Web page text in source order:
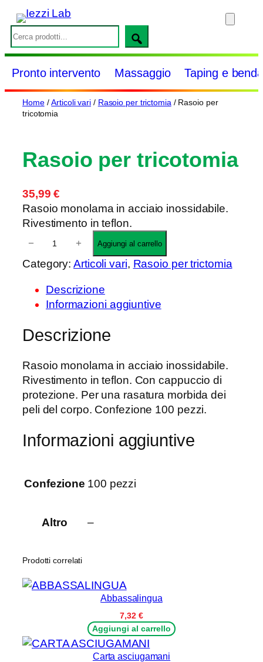
Vai
al
contenuto
S
e
r
c
Pronto intervento Massaggio Taping e
Home/Articoli vari / Rasoio per trictomia/ Rasoio per
tricotomia
Rasoio per tricotomia
35,99€
Rasoio monolama in acciaio inossidabile.
Rivestimento in teflon.
s
e
t
r
i
c
n
t
i
− + Aggiungi al carrello
Category:Articoli vari, Rasoio per trictomia
Descrizione
Informazioni aggiuntive
Descrizione
Rasoio monolama in acciaio inossidabile.
Rivestimento in teflon. Con cappuccio di
protezione. Per una rasatura morbida dei
peli del corpo. Confezione 100 pezzi.
Informazioni aggiuntive
Confezione 100 pezzi
Altro –
Prodotti correlati
Abbassalingua
7,32 €
Aggiungi al carrello
Carta asciugamani